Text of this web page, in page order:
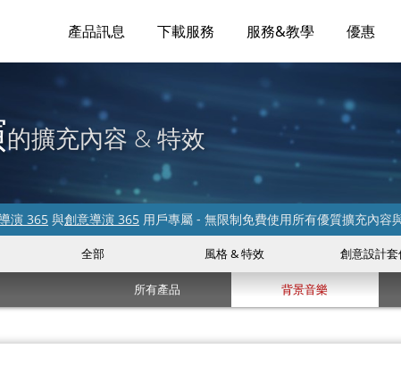
產品訊息 下載服務 服務&教學 優惠
的擴充內容 & 特效
演 365 與創意導演 365 用戶專屬 - 無限制免費使用所有優質擴充內容
全部 風格 & 特效 創意設計套
所有產品 背景音樂